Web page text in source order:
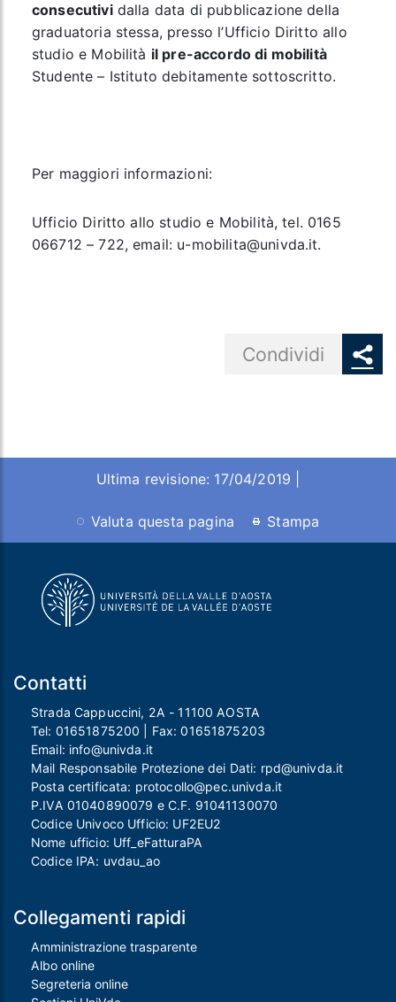
consecutividalla data di pubblicazione della
graduatoria stessa, presso l’Ufficio Diritto allo
studio e Mobilità il pre-accordo di mobilità
Studente – Istituto debitamente sottoscritto.
Per maggiori informazioni:
Ufficio Diritto allo studio e Mobilità, tel. 0165
066712 – 722, email: u-mobilita@univda.it.
Condividi
Ultima revisione: 17/04/2019 |
Valuta questa pagina Stampa
Contatti
Strada Cappuccini, 2A - 11100 AOSTA
Tel: 01651875200 | Fax:01651875203
Email: info@univda.it
Mail Responsabile Protezione dei Dati: rpd@univda.it
Posta certificata: protocollo@pec.univda.it
P.IVA 01040890079 e C.F. 91041130070
Codice Univoco Ufficio: UF2EU2
Nome ufficio: Uff_eFatturaPA
Codice IPA: uvdau_ao
Collegamenti rapidi
Amministrazione trasparente
Albo online
Segreteria online